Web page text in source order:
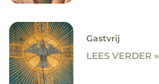
Gastvrij
LEES VERDER »